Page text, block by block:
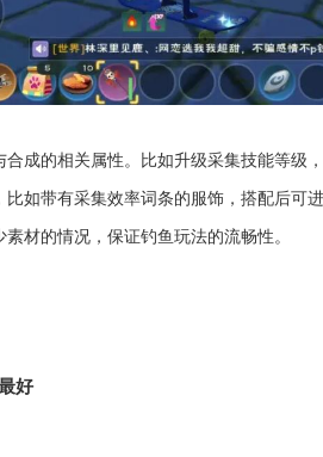
成的相关属性。比如升级采集技能等
如带有采集效率词条的服饰，搭配后
材的情况，保证钓鱼玩法的流畅性。
好